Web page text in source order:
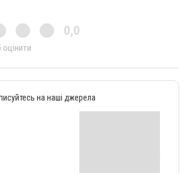
0,0
на наші джерела